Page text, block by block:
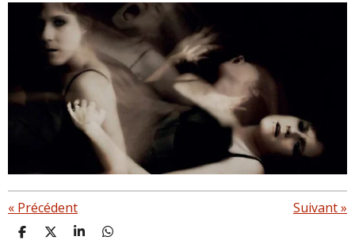
« Précédent Suivant»
P
P
P
P